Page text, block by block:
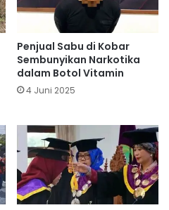
Penjual Sabu di Kobar
Sembunyikan Narkotika
dalam Botol Vitamin
4 Juni 2025